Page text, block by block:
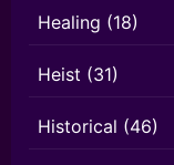
Healing (18)
Heist (31)
Historical (46)